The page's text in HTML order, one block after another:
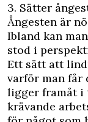
3. Sätter
Ångesten är
Ibland kan
stod i
Ett sätt att
varför man får
ligger framåt i
krävande